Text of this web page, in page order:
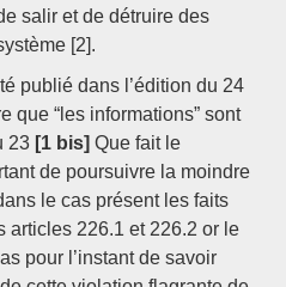
salir et de détruire des
[2].
publié dans l’édition du 24
que “les informations” sont
23 [1 bis] Que fait le
de poursuivre la moindre
le cas présent les faits
articles 226.1 et 226.2 or le
pour l’instant de savoir